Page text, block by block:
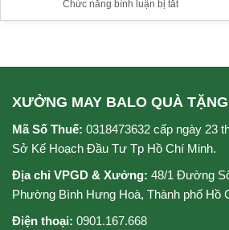
Chức năng bình luận bị tắtở
Túi
gì
phối
đồ?
TOP
màu
mix
phổ
XƯỞNG MAY BALO QUÀ
Mã Số Thuế: 0318473632 cấp ngày 23
Sở Kế Hoạch Đầu Tư Tp Hồ Chí Minh.
Địa chỉ VPGD & Xưởng: 48/1 Đường
Phường Bình Hưng Hoà, Thành phố Hồ
Điện thoại: 0901.167.668